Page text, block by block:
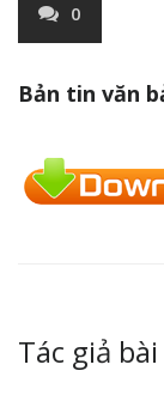
0
Bản tin văn
Tác giả